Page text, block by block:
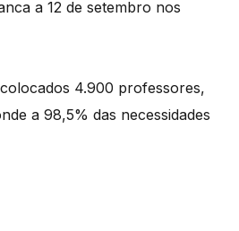
a 12 de setembro nos
4.900 professores,
a 98,5% das necessidades